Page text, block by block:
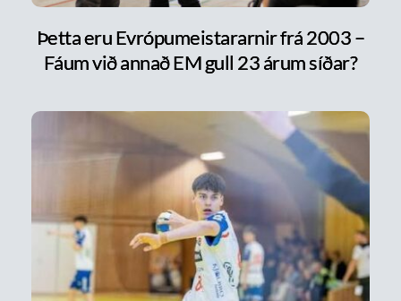
Þetta eru Evrópumeistararnir frá 2003 –
Fáum við annað EM gull 23 árum síðar?